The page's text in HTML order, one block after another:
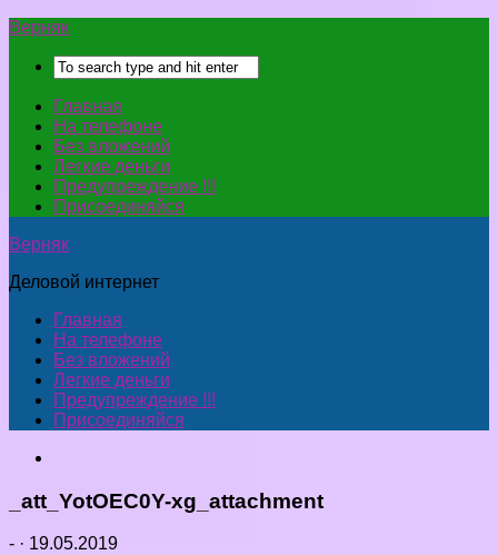
Верняк
Главная
На телефоне
Без вложений
Легкие деньги
Предупреждение !!!
Присоединяйся
Верняк
Деловой интернет
Главная
На телефоне
Без вложений
Легкие деньги
Предупреждение !!!
Присоединяйся
_att_YotOEC0Y-xg_attachment
- · 19.05.2019